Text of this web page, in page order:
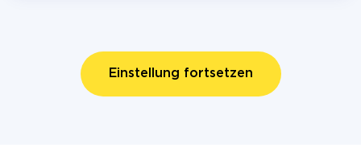
Einstellung fortsetzen